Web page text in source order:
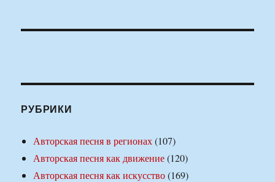
РУБРИКИ
Авторская песня в регионах(107)
Авторская песня как движение(120)
Авторская песня как искусство(169)